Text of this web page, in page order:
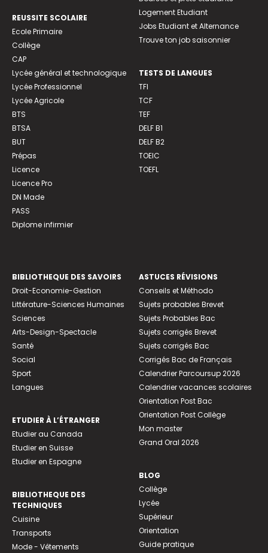
REUSSITE SCOLAIRE
Ecole Primaire
Collège
CAP
Lycée général et technologique
Lycée Professionnel
Lycée Agricole
BTS
BTSA
BUT
Prépas
Licence
Licence Pro
DN Made
PASS
Diplome infirmier
Logement Etudiant
Jobs Etudiant et Alternance
Trouve ton job saisonnier
TESTS DE LANGUES
TFI
TCF
TEF
DELF B1
DELF B2
TOEIC
TOEFL
BIBLIOTHEQUE DES SAVOIRS
Droit-Economie-Gestion
Littérature-Sciences Humaines
Sciences
Arts-Design-Spectacle
Santé
Social
Sport
Langues
ETUDIER À L’ÉTRANGER
Etudier au Canada
Etudier en Suisse
Etudier en Espagne
BIBLIOTHEQUE DES
TECHNIQUES
Cuisine
Transports
Mode - Vêtements
ASTUCES RÉVISIONS
Conseils et Méthodo
Sujets probables Brevet
Sujets Probables Bac
Sujets corrigés Brevet
Sujets corrigés Bac
Corrigés Bac de Français
Calendrier Parcoursup 2026
Calendrier vacances scolaires
Orientation Post Bac
Orientation Post Collège
Mon master
Grand Oral 2026
BLOG
Collège
Lycée
Supérieur
Orientation
Guide pratique